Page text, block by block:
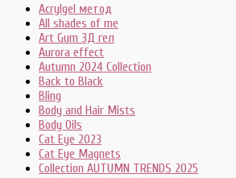
Acrylgel метод
All shades of me
Art Gum 3Д гел
Aurora effect
Autumn 2024 Collection
Back to Black
Bling
Body and Hair Mists
Body Oils
Cat Eye 2023
Cat Eye Magnets
Collection AUTUMN TRENDS 2025